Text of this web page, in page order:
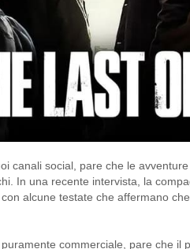
canali social, pare che le
In una recente intervista, la
alcune testate che affermano che
commerciale, pare che il